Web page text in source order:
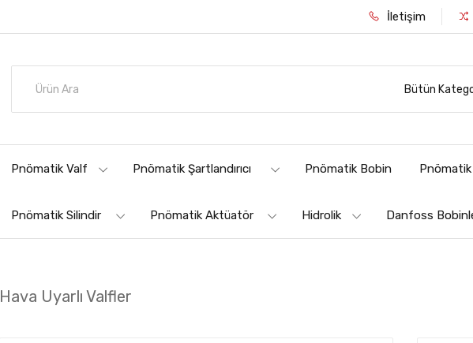
İletişim
Bütün
Pnömatik Valf Pnömatik Şartlandırıcı Pnömatik Bobin Pnömatik
Pnömatik Silindir Pnömatik Aktüatör Hidrolik Danfoss
Hava Uyarlı Valfler